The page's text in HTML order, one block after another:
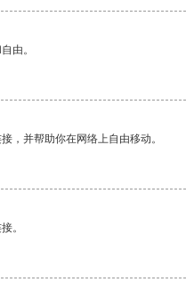
由。
，并帮助你在网络上自由移动。
。